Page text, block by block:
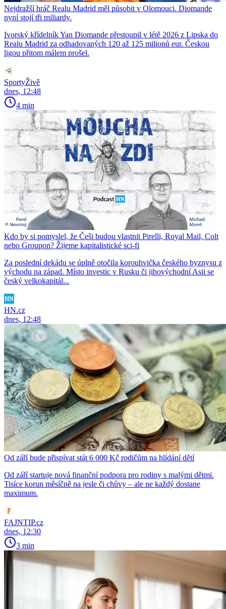
Nejdražší hráč Realu Madrid měl působit v Olomouci. Diomande
nyní stojí tři miliardy.
Ivorský křídelník Yan Diomande přestoupil v létě 2026 z Lipska do
Realu Madrid za odhadovaných 120 až 125 milionů eur. Českou
ligou přitom málem prošel.
SportyŽivě
dnes, 12:48
4 min
Kdo by si pomyslel, že Češi budou vlastnit Pirelli, Royal Mail, Colt
nebo Groupon? Žijeme kapitalistické sci-fi
Za poslední dekádu se úplně otočila korouhvička českého byznysu z
východu na západ. Místo investic v Rusku či jihovýchodní Asii se
český velkokapitál...
HN.cz
dnes, 12:48
Od září bude přispívat stát 6 000 Kč rodičům na hlídání dětí
Od září startuje nová finanční podpora pro rodiny s malými dětmi.
Tisíce korun měsíčně na jesle či chůvy – ale ne každý dostane
maximum.
FAJNTIP.cz
dnes, 12:30
3 min